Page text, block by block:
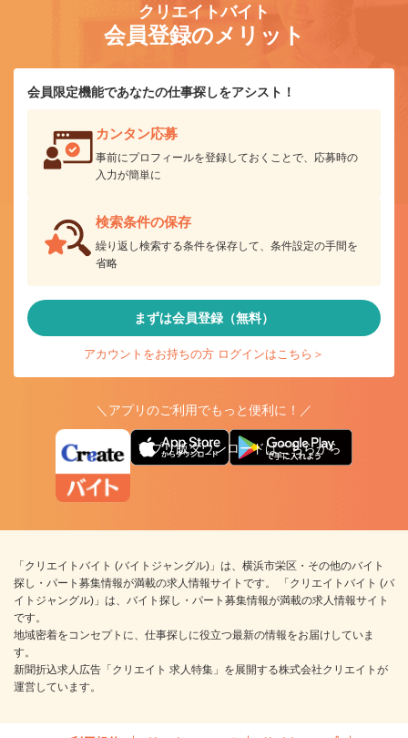
クリエイトバイト
会員登録のメリット
会員限定機能であなたの仕事探しをアシスト！
カンタン応募
事前にプロフィールを登録しておくことで、応募時の
入力が簡単に
検索条件の保存
繰り返し検索する条件を保存して、条件設定の手間を
省略
まずは会員登録（無料）
アカウントをお持ちの方 ログインはこちら＞
＼アプリのご利用でもっと便利に！／
アプリ版ダウンロードはこちらから
「クリエイトバイト (バイトジャングル)」は、横浜市栄区・その他のバイト
探し・パート募集情報が満載の求人情報サイトです。 「クリエイトバイト (バ
イトジャングル)」は、バイト探し・パート募集情報が満載の求人情報サイト
です。
地域密着をコンセプトに、仕事探しに役立つ最新の情報をお届けしていま
す。
新聞折込求人広告「クリエイト 求人特集」を展開する株式会社クリエイトが
運営しています。